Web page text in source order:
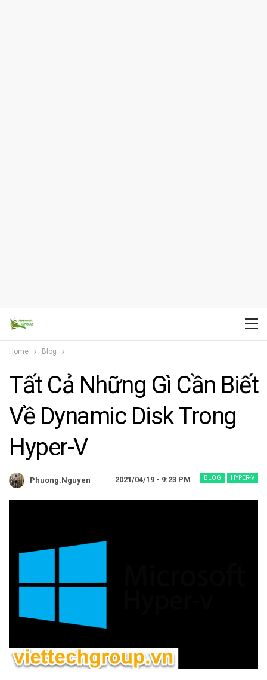
Home Blog
Tất Cả Những Gì Cần Biết
Về Dynamic Disk Trong
Hyper-V
BLOG HYPER-V
Phuong.nguyen 2021/04/19 - 9:23 PM